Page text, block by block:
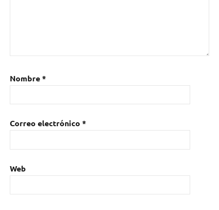
Nombre*
Correo electrónico *
Web